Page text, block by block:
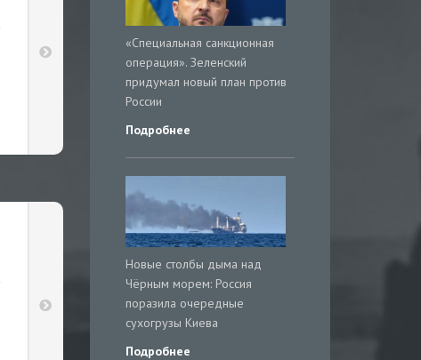
«Специальная санкционная
операция». Зеленский
придумал новый план против
России
Подробнее
Новые столбы дыма над
Чёрным морем: Россия
поразила очередные
сухогрузы Киева
Подробнее